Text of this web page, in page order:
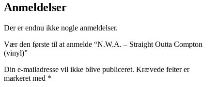
Anmeldelser
Der er endnu ikke nogle anmeldelser.
Vær den første til at anmelde “N.W.A. – Straight Outta Compton
(vinyl)”
Din e-mailadresse vil ikke blive publiceret. Krævede felter er
markeret med *